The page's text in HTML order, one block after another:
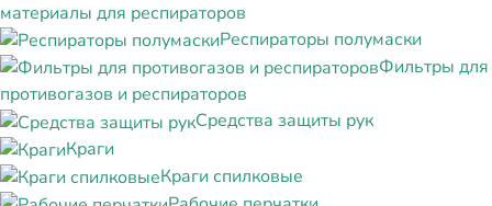
материалы для респираторов
Респираторы полумаски
Фильтры для
противогазов и респираторов
Средства защиты рук
Краги
Краги спилковые